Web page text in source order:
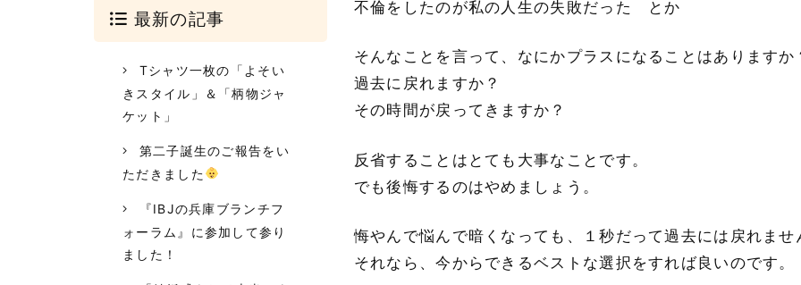
不倫をしたのが私の人生の失敗だった とか
そんなことを言って、なにかプラスになることはありますか
過去に戻れますか？
その時間が戻ってきますか？
反省することはとても大事なことです。
でも後悔するのはやめましょう。
悔やんで悩んで暗くなっても、１秒だって過去には戻れませ
それなら、今からできるベストな選択をすれば良いのです。
最新の記事
Tシャツ一枚の「よそい
きスタイル」＆「柄物ジャ
ケット」
第二子誕生のご報告をい
ただきました
『IBJの兵庫ブランチフ
ォーラム』に参加して参り
ました！